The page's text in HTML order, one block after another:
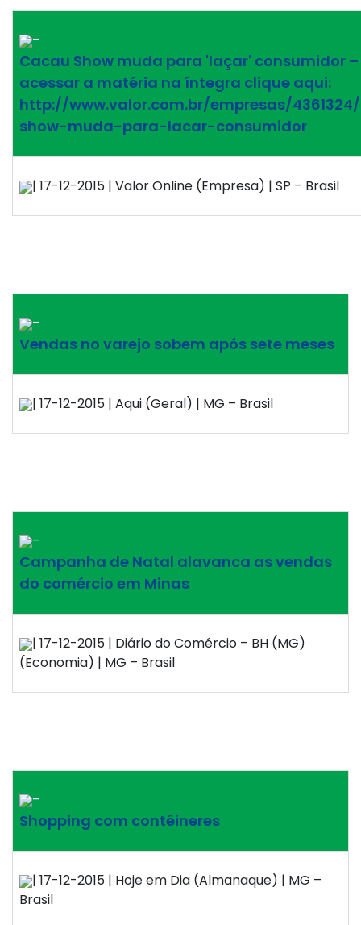
–
Cacau Show muda para 'laçar' consumidor –
acessar a matéria na íntegra clique aqui:
http://www.valor.com.br/empresas/
show-muda-para-lacar-consumidor
| 17-12-2015 | Valor Online (Empresa) | SP – Brasil
–
Vendas no varejo sobem após sete meses
| 17-12-2015 | Aqui (Geral) | MG – Brasil
–
Campanha de Natal alavanca as vendas
do comércio em Minas
| 17-12-2015 | Diário do Comércio – BH (MG)
(Economia) | MG – Brasil
–
Shopping com contêineres
| 17-12-2015 | Hoje em Dia (Almanaque) | MG –
Brasil